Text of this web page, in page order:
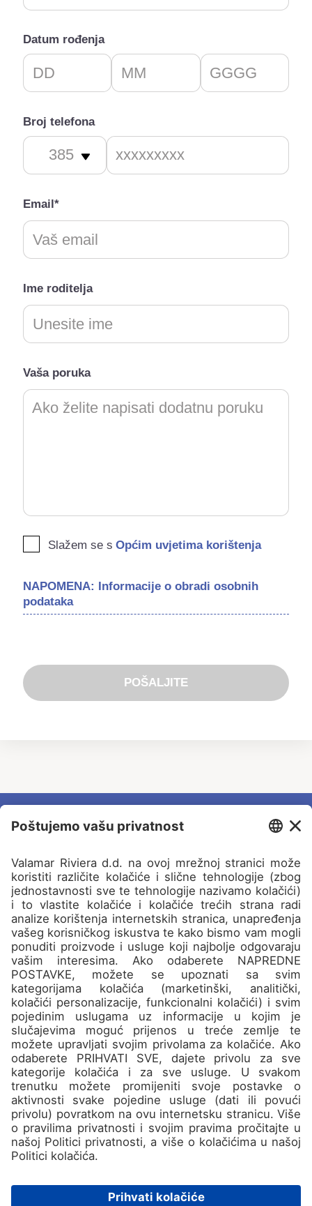
Ne propustite najbolje
destinacije i super ponude u
našem Newsletteru!
Datum rođenja
Broj telefona
Email*
Ime roditelja
Vaša poruka
Slažem se s Općim uvjetima korištenja
NAPOMENA: Informacije o obradi osobnih
podataka
POŠALJITE
Kampovi
O nama
Kontakt
Pridružite se
Politika privatnostiPolitika kolačića